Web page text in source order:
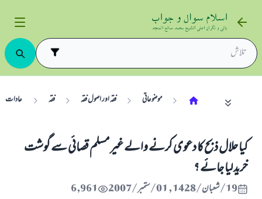
موضوعاتی فقہ اور اصول فقہ فقہ عادات
كيا حلال ذبح كا دعوى كرنے والے غير مسلم قصائى سے گوشت
خريد ليا جائے ؟
19/شعبان/1428 , 01/ستمبر/2007 6,961